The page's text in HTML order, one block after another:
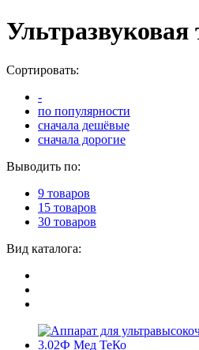
Ультразвуковая
Сортировать:
-
по популярности
сначала дешёвые
сначала дорогие
Выводить по:
9 товаров
15 товаров
30 товаров
Вид каталога: